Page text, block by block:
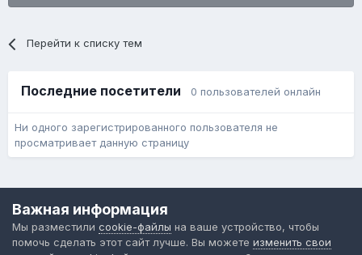
Перейти к списку тем
Последние посетители 0 пользователей онлайн
Ни одного зарегистрированного пользователя не
просматривает данную страницу
Форум общественного транспорта
Powered by Invision Community
Важная информация
Мы разместили cookie-файлы на ваше устройство, чтобы
помочь сделать этот сайт лучше. Вы можете изменить свои